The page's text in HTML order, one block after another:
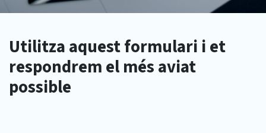
​ Utilitza aquest formulari i et
respondrem el més aviat
possible